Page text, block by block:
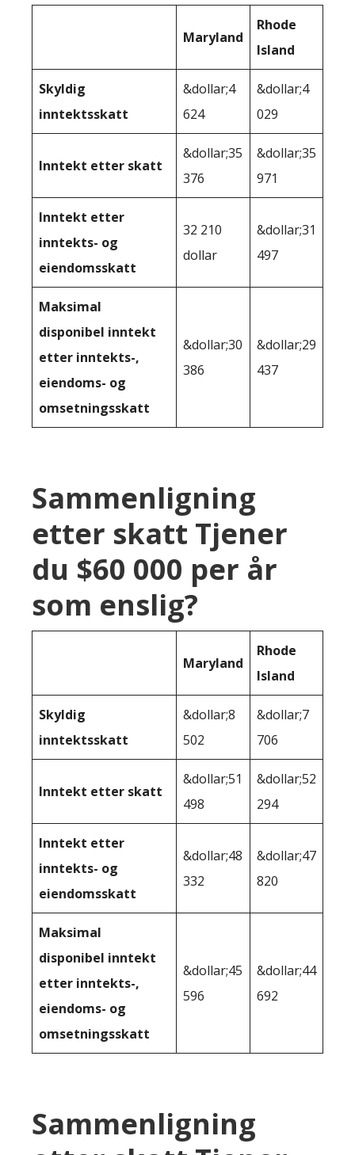
Maryland
Rhode
Island
Skyldig
inntektsskatt
&dollar;4
624
&dollar;4
029
Inntekt etter skatt
&dollar;35
376
&dollar;35
971
Inntekt etter
inntekts- og
eiendomsskatt
32 210
dollar
&dollar;31
497
Maksimal
disponibel inntekt
etter inntekts-,
eiendoms- og
omsetningsskatt
&dollar;30
386
&dollar;29
437
Sammenligning
etter skatt Tjener
du $60 000 per år
som enslig?
Maryland
Rhode
Island
Skyldig
inntektsskatt
&dollar;8
502
&dollar;7
706
Inntekt etter skatt
&dollar;51
498
&dollar;52
294
Inntekt etter
inntekts- og
eiendomsskatt
&dollar;48
332
&dollar;47
820
Maksimal
disponibel inntekt
etter inntekts-,
eiendoms- og
omsetningsskatt
&dollar;45
596
&dollar;44
692
Sammenligning